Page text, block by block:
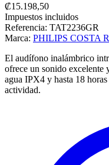
₡15.198,50
Impuestos incluidos
Referencia: TAT2236GR
Marca: PHILIPS COSTA
El audífono inalámbrico
ofrece un sonido excelente
agua IPX4 y hasta 18
actividad.